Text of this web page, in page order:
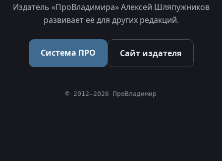
Издатель «ПроВладимира» Алексей Шляпужников
развивает её для других редакций.
Система ПРО Сайт издателя
© 2012–2026 ПроВладимир